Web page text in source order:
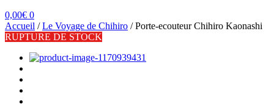
0,00€ 0
Accueil /Le Voyage de Chihiro /Porte-ecouteur Chihiro Kaonashi
RUPTURE DE STOCK